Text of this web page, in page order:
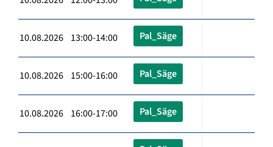
10.08.2026 13:00-14:00 Pal_Säge
10.08.2026 15:00-16:00 Pal_Säge
10.08.2026 16:00-17:00 Pal_Säge